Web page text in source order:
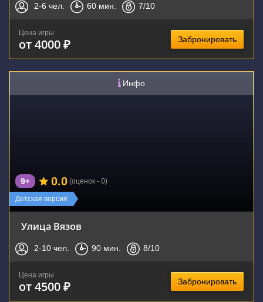
2-6 чел. 60 мин. 7/10
Цена игры
от 4000 ₽ Забронировать
Инфо
Детская версия
9+ 0.0 (оценок - 0)
Улица Вязов
2-10 чел. 90 мин. 8/10
Цена игры
от 4500 ₽ Забронировать